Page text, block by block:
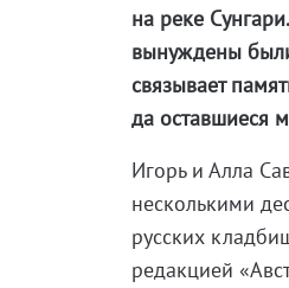
на реке
вынуждены
связывает
да оставшиеся
Игорь и Алла
несколькими
русских
редакцией